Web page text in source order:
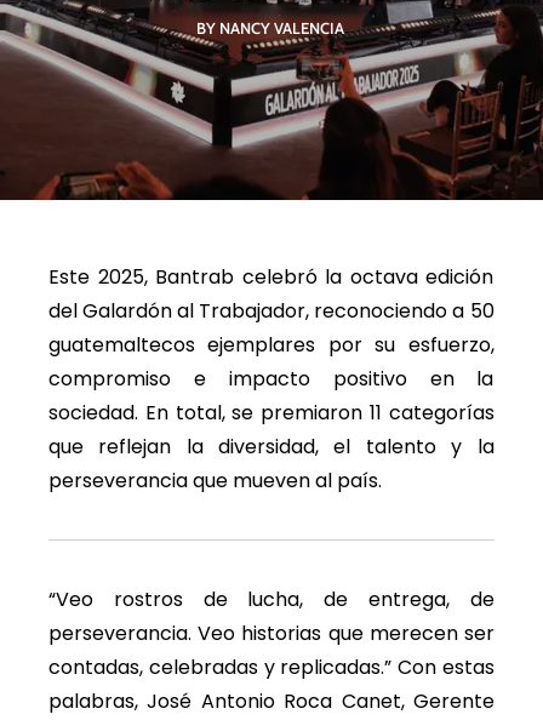
BY NANCY VALENCIA
Este 2025, Bantrab celebró la octava edición
del Galardón al Trabajador, reconociendo a 50
guatemaltecos ejemplares por su esfuerzo,
compromiso e impacto positivo en la
sociedad. En total, se premiaron 11 categorías
que reflejan la diversidad, el talento y la
perseverancia que mueven al país.
“Veo rostros de lucha, de entrega, de
perseverancia. Veo historias que merecen ser
contadas, celebradas y replicadas.” Con estas
palabras, José Antonio Roca Canet, Gerente